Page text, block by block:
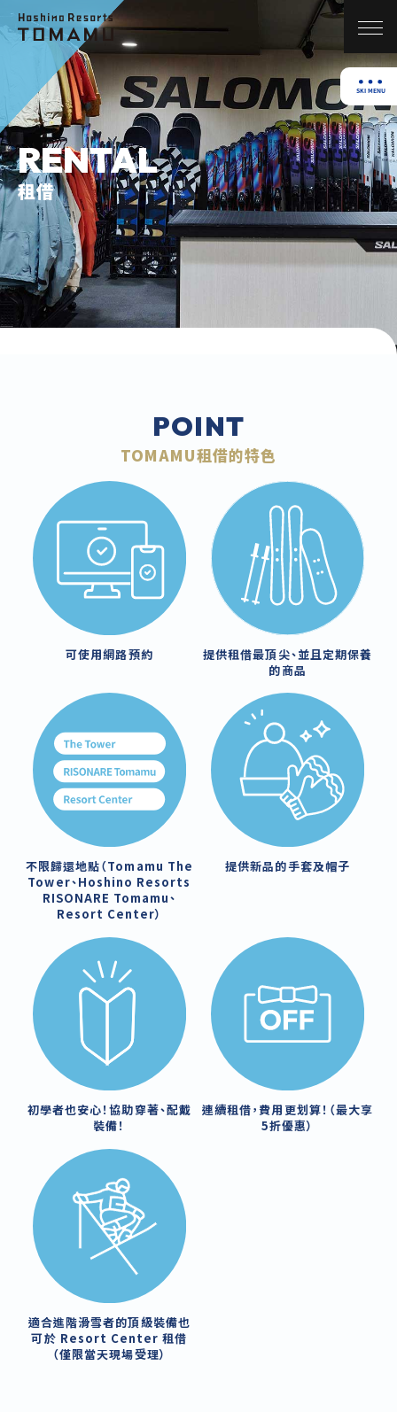
RENTAL
租借
POINT
TOMAMU租借的特色
可使用網路預約
提供租借最頂尖、並且定期保養
的商品
不限歸還地點（Tomamu The
Tower、Hoshino Resorts
RISONARE Tomamu、
Resort Center）
提供新品的手套及帽子
初學者也安心！協助穿著、配戴
裝備！
連續租借，費用更划算！（最大享
5折優惠）
適合進階滑雪者的頂級裝備也
可於 Resort Center 租借
（僅限當天現場受理）